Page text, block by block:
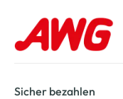
Sicher bezahlen